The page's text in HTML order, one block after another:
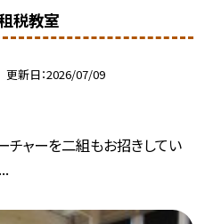
租税教室
更新日 2026/07/09
チャーを二組もお招きしてい